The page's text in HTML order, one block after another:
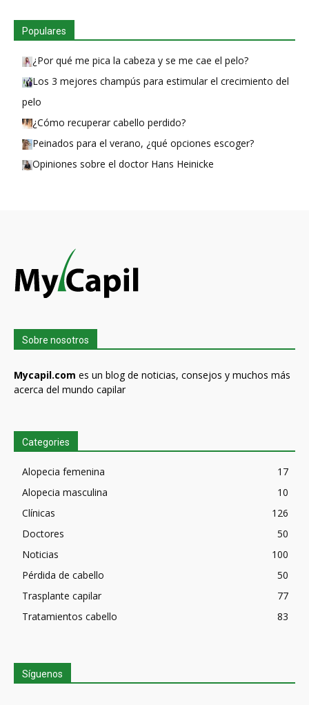
Populares
¿Por qué me pica la cabeza y se me cae el pelo?
Los 3 mejores champús para estimular el crecimiento del
pelo
¿Cómo recuperar cabello perdido?
Peinados para el verano, ¿qué opciones escoger?
Opiniones sobre el doctor Hans Heinicke
Sobre nosotros
Mycapil.com es un blog de noticias, consejos y muchos más
acerca del mundo capilar
Categories
Alopecia femenina
17
Alopecia masculina
10
Clínicas
126
Doctores
50
Noticias
100
Pérdida de cabello
50
Trasplante capilar
77
Tratamientos cabello
83
Síguenos